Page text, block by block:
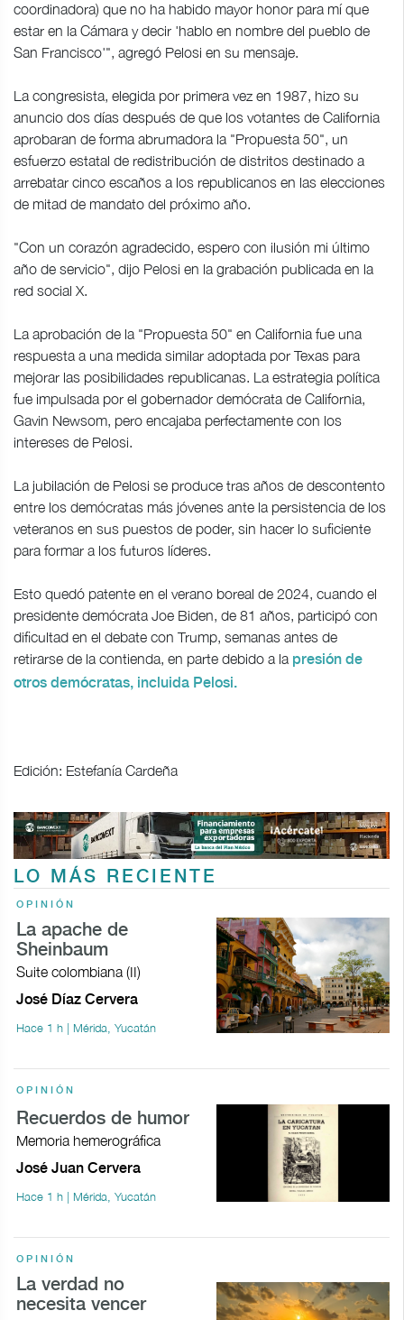
coordinadora) que no ha habido mayor honor para mí que
estar en la Cámara y decir 'hablo en nombre del pueblo de
San Francisco'", agregó Pelosi en su mensaje.
La congresista, elegida por primera vez en 1987, hizo su
anuncio dos días después de que los votantes de California
aprobaran de forma abrumadora la "Propuesta 50", un
esfuerzo estatal de redistribución de distritos destinado a
arrebatar cinco escaños a los republicanos en las elecciones
de mitad de mandato del próximo año.
"Con un corazón agradecido, espero con ilusión mi último
año de servicio", dijo Pelosi en la grabación publicada en la
red social X.
La aprobación de la "Propuesta 50" en California fue una
respuesta a una medida similar adoptada por Texas para
mejorar las posibilidades republicanas. La estrategia política
fue impulsada por el gobernador demócrata de California,
Gavin Newsom, pero encajaba perfectamente con los
intereses de Pelosi.
La jubilación de Pelosi se produce tras años de descontento
entre los demócratas más jóvenes ante la persistencia de los
veteranos en sus puestos de poder, sin hacer lo suficiente
para formar a los futuros líderes.
Esto quedó patente en el verano boreal de 2024, cuando el
presidente demócrata Joe Biden, de 81 años, participó con
dificultad en el debate con Trump, semanas antes de
retirarse de la contienda, en parte debido a lapresión de
otros demócratas, incluida Pelosi.
Edición: Estefanía Cardeña
LO MÁS RECIENTE
OPINIÓN
La apache de
Sheinbaum
Suite colombiana (II)
José Díaz Cervera
Hace 1 h | Mérida, Yucatán
OPINIÓN
Recuerdos de humor
Memoria hemerográfica
José Juan Cervera
Hace 1 h | Mérida, Yucatán
OPINIÓN
La verdad no
necesita vencer